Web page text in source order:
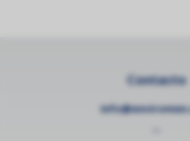
Contacto